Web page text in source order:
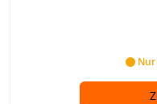
Nur